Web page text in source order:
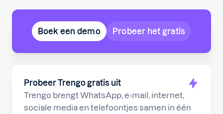
Probeer Trengo gratis uit
Trengo brengt WhatsApp, e-mail, internet,
sociale media en telefoontjes samen in één
Boek een demo Probeer het gratis